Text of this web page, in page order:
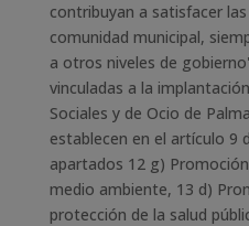
contribuyan a satisfacer
comunidad municipal,
a otros niveles de
vinculadas a la
Sociales y de Ocio de
establecen en el artículo 9
apartados 12 g)
medio ambiente, 13 d)
protección de la salud